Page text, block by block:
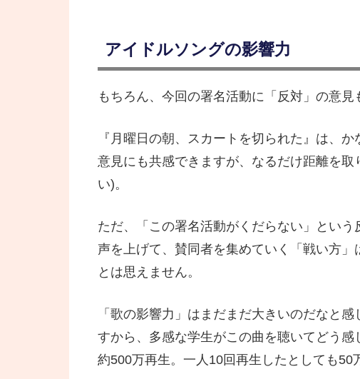
アイドルソングの影響力
もちろん、今回の署名活動に「反対」の意見
『月曜日の朝、スカートを切られた』は、
意見にも共感できますが、なるだけ距離を
い)。
ただ、「この署名活動がくだらない」とい
声を上げて、賛同者を集めていく「戦い方」
とは思えません。
「歌の影響力」はまだまだ大きいのだなと
すから、多感な学生がこの曲を聴いてどう
約500万再生。一人10回再生したとしても50